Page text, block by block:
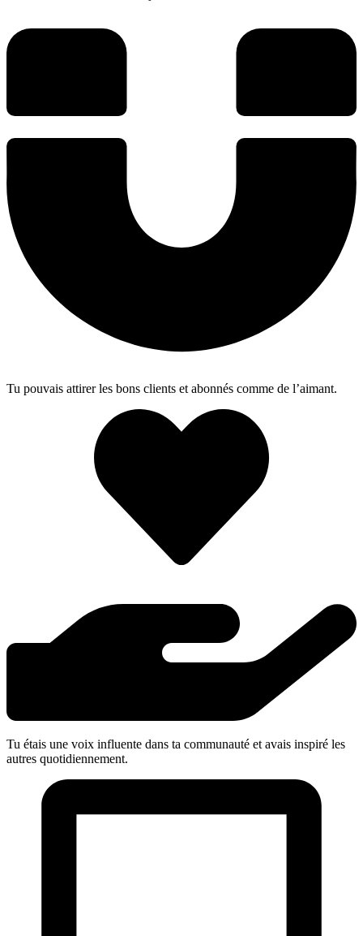
Tu pouvais attirer les bons clients et abonnés comme de l’aimant.
Tu étais une voix influente dans ta communauté et avais inspiré les
autres quotidiennement.